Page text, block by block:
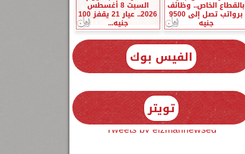
بالقطاع الخاص.. وظائف
برواتب تصل إلى 9500
جنيه
السبت 8 أغسطس
2026.. عيار 21 يقفز 100
جنيه...
الفيس بوك
تويتر
Tweets by elzmannewseg